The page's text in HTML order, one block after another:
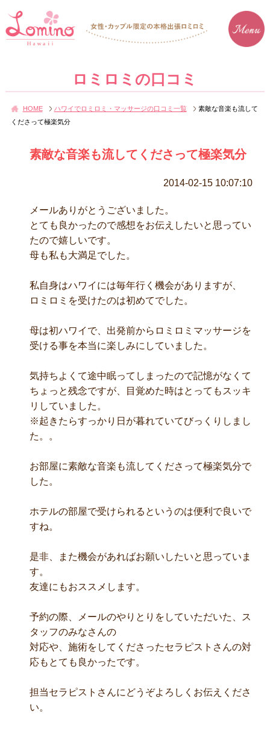
ロミロミの口コミ
HOME ハワイでロミロミ・マッサージの口コミ一覧
素敵な音楽も流して
くださって極楽気分
素敵な音楽も流してくださって極楽気分
2014-02-15 10:07:10
メールありがとうございました。
とても良かったので感想をお伝えしたいと思ってい
たので嬉しいです。
母も私も大満足でした。
私自身はハワイには毎年行く機会がありますが、
ロミロミを受けたのは初めてでした。
母は初ハワイで、出発前からロミロミマッサージを
受ける事を本当に楽しみにしていました。
気持ちよくて途中眠ってしまったので記憶がなくて
ちょっと残念ですが、目覚めた時はとってもスッキ
リしていました。
※起きたらすっかり日が暮れていてびっくりしまし
た。。
お部屋に素敵な音楽も流してくださって極楽気分で
した。
ホテルの部屋で受けられるというのは便利で良いで
すね。
是非、また機会があればお願いしたいと思っていま
す。
友達にもおススメします。
予約の際、メールのやりとりをしていただいた、ス
タッフのみなさんの
対応や、施術をしてくださったセラピストさんの対
応もとても良かったです。
担当セラピストさんにどうぞよろしくお伝えくださ
い。